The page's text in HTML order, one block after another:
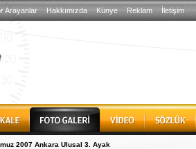
Arayanlar Hakkımızda Künye Reklam İletişim
2007 Ankara Ulusal 3. Ayak